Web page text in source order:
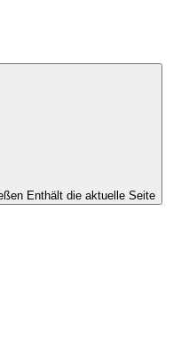
Enthält die aktuelle Seite